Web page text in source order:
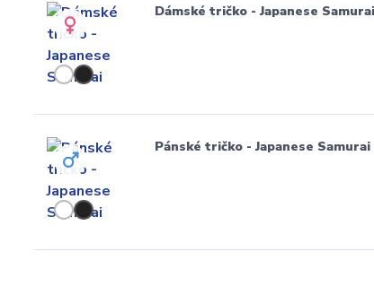
Dámské tričko - Japanese Samurai
Pánské tričko - Japanese Samurai